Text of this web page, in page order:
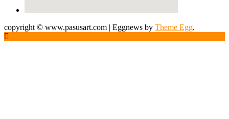
copyright © www.pasusart.com | Eggnews by Theme Egg.